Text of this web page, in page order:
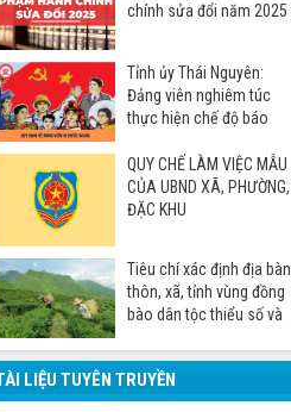
chính sửa đổi năm 2025
Tỉnh ủy Thái Nguyên:
Đảng viên nghiêm túc
thực hiện chế độ báo
QUY CHẾ LÀM VIỆC MẪU
CỦA UBND XÃ, PHƯỜNG,
ĐẶC KHU
Tiêu chí xác định địa bàn
thôn, xã, tỉnh vùng đồng
bào dân tộc thiểu số và
LIỆU TUYÊN TRUYỀN